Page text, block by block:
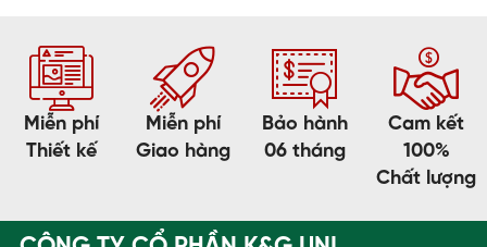
Miễn phí
Thiết kế
Miễn phí
Giao hàng
Bảo hành
06 tháng
Cam kết
100%
Chất lượng